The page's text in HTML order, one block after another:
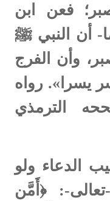
فعن ابن
أن النبي ﷺ
وأن الفرج
يسرا». رواه
الترمذي
الدعاء ولو
: ﴿أَمَّن